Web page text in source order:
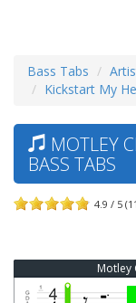
Bass Tabs
Kickstart My
MOTLEY
BASS TABS
4.9 / 5
Motley